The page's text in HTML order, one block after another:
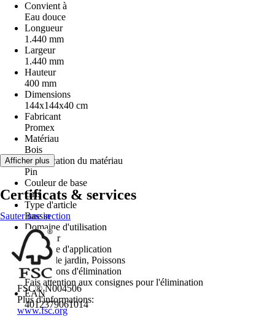
Convient à
Eau douce
Longueur
1.440 mm
Largeur
1.440 mm
Hauteur
400 mm
Dimensions
144x144x40 cm
Fabricant
Promex
Matériau
Bois
Spécification du matériau
Pin
Couleur de base
Gris
Type d'article
Bassin
Domaine d'utilisation
Extérieur
Domaine d'application
Bassin de jardin, Poissons
Instructions d'élimination
Fais attention aux consignes pour l'élimination
EAN
4012379061014
Afficher plus
Certificats & services
Sauter une section
FSC® N004506
Plus d'informations:
www.fsc.org